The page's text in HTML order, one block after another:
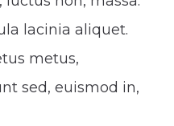
lacinia aliquet.
metus,
sed, euismod in,